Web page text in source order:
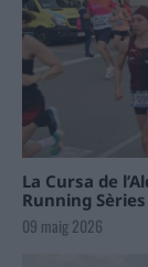
La Cursa de
Running Sèries
09 maig 2026